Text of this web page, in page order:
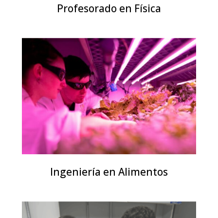
Profesorado en Física
Ingeniería en Alimentos